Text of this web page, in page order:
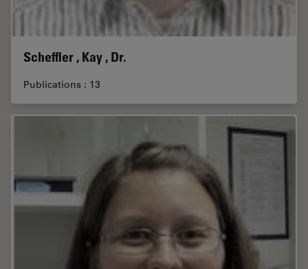
Scheffler , Kay , Dr.
Publications : 13